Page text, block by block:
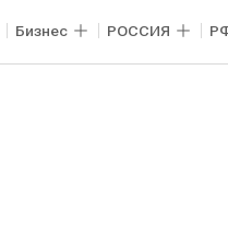
Бизнес РОССИЯ